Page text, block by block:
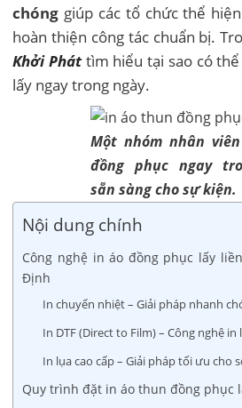
chóng giúp các tổ chức thể
hoàn thiện công tác chuẩn bị.
Khởi Pháttìm hiểu tại sao có
lấy ngay trong ngày.
Một nhóm nhân
đồng phục ngay
sẵn sàng cho sự kiện.
Nội dung chính
Công nghệ in áo đồng phục lấy
Định
In chuyển nhiệt – Giải pháp nhanh
In DTF (Direct to Film) – Công nghệ
In lụa cao cấp – Giải pháp tối ưu cho
Quy trình đặt in áo thun đồng phục